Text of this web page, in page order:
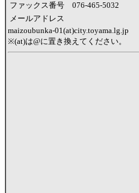
ファックス番号
076-465-5032
メールアドレス
maizoubunka-01(at)city.toyama.lg.jp
※(at)は@に置き換えてください。